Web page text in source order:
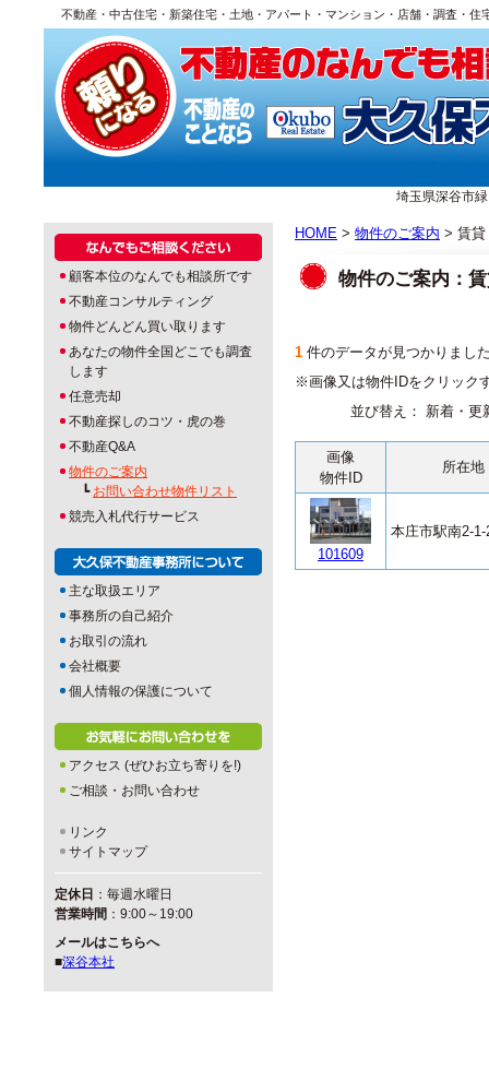
不動産・中古住宅・新築住宅・土地・アパート・マンション・店舗・調査・
埼玉県深谷市
HOME > 物件のご案内 > 賃貸
物件のご案内：
1 件のデータが見つかりまし
※画像又は物件IDをクリック
並び替え： 新着・更
画像
物件ID
所在地
101609
本庄市駅南2-1-
顧客本位のなんでも相談所です
不動産コンサルティング
物件どんどん買い取ります
あなたの物件全国どこでも調査
します
任意売却
不動産探しのコツ・虎の巻
不動産Q&A
物件のご案内
┗ お問い合わせ物件リスト
競売入札代行サービス
主な取扱エリア
事務所の自己紹介
お取引の流れ
会社概要
個人情報の保護について
アクセス (ぜひお立ち寄りを!)
ご相談・お問い合わせ
リンク
サイトマップ
定休日 ：毎週水曜日
営業時間 ：9:00～19:00
メールはこちらへ
■深谷本社